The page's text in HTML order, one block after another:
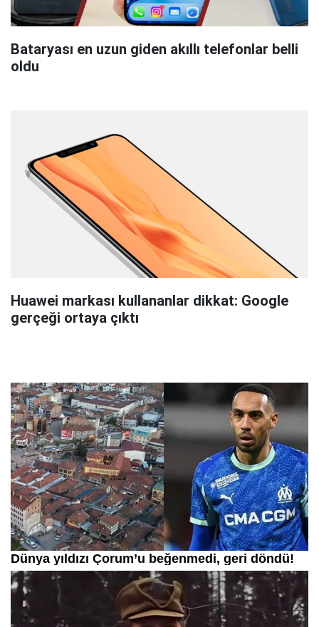
Bataryası en uzun giden akıllı telefonlar belli
oldu
Huawei markası kullananlar dikkat: Google
gerçeği ortaya çıktı